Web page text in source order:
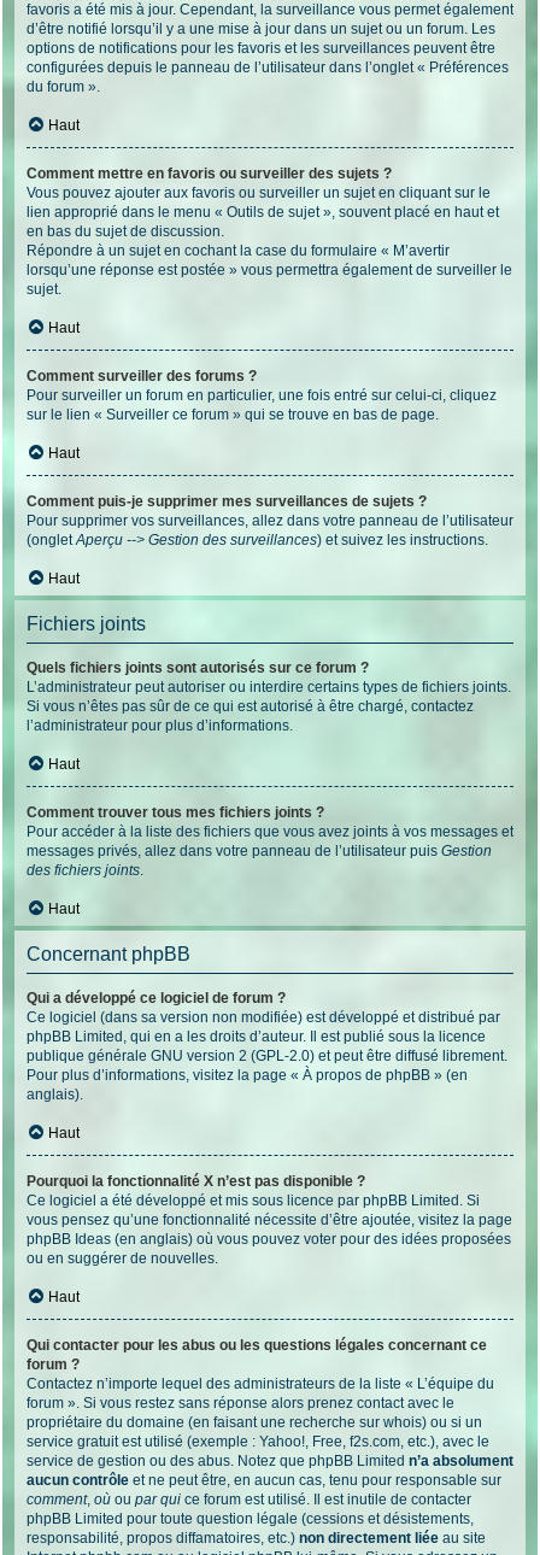
favoris a été mis à jour. Cependant, la surveillance vous permet également
d’être notifié lorsqu’il y a une mise à jour dans un sujet ou un forum. Les
options de notifications pour les favoris et les surveillances peuvent être
configurées depuis le panneau de l’utilisateur dans l’onglet « Préférences
du forum ».
Haut
Comment mettre en favoris ou surveiller des sujets ?
Vous pouvez ajouter aux favoris ou surveiller un sujet en cliquant sur le
lien approprié dans le menu « Outils de sujet », souvent placé en haut et
en bas du sujet de discussion.
Répondre à un sujet en cochant la case du formulaire « M’avertir
lorsqu’une réponse est postée » vous permettra également de surveiller le
sujet.
Haut
Comment surveiller des forums ?
Pour surveiller un forum en particulier, une fois entré sur celui-ci, cliquez
sur le lien « Surveiller ce forum » qui se trouve en bas de page.
Haut
Comment puis-je supprimer mes surveillances de sujets ?
Pour supprimer vos surveillances, allez dans votre panneau de l’utilisateur
(ongletAperçu --> Gestion des surveillances) et suivez les instructions.
Haut
Fichiers joints
Quels fichiers joints sont autorisés sur ce forum ?
L’administrateur peut autoriser ou interdire certains types de fichiers joints.
Si vous n’êtes pas sûr de ce qui est autorisé à être chargé, contactez
l’administrateur pour plus d’informations.
Haut
Comment trouver tous mes fichiers joints ?
Pour accéder à la liste des fichiers que vous avez joints à vos messages et
messages privés, allez dans votre panneau de l’utilisateur puis Gestion
des fichiers joints.
Haut
Concernant phpBB
Qui a développé ce logiciel de forum ?
Ce logiciel (dans sa version non modifiée) est développé et distribué par
phpBB Limited , qui en a les droits d’auteur. Il est publié sous la licence
publique générale GNU version 2 (GPL-2.0) et peut être diffusé librement.
Pour plus d’informations, visitez la page « À propos de phpBB » (en
anglais).
Haut
Pourquoi la fonctionnalité X n’est pas disponible ?
Ce logiciel a été développé et mis sous licence par phpBB Limited. Si
vous pensez qu’une fonctionnalité nécessite d’être ajoutée, visitez la page
phpBB Ideas (en anglais) où vous pouvez voter pour des idées proposées
ou en suggérer de nouvelles.
Haut
Qui contacter pour les abus ou les questions légales concernant ce
forum ?
Contactez n’importe lequel des administrateurs de la liste « L’équipe du
forum ». Si vous restez sans réponse alors prenez contact avec le
propriétaire du domaine (en faisant une recherche sur whois) ou si un
service gratuit est utilisé (exemple : Yahoo!, Free, f2s.com, etc.), avec le
service de gestion ou des abus. Notez que phpBB Limited n’a absolument
aucun contrôle et ne peut être, en aucun cas, tenu pour responsable sur
comment, où ou par qui ce forum est utilisé. Il est inutile de contacter
phpBB Limited pour toute question légale (cessions et désistements,
responsabilité, propos diffamatoires, etc.) non directement liée au site